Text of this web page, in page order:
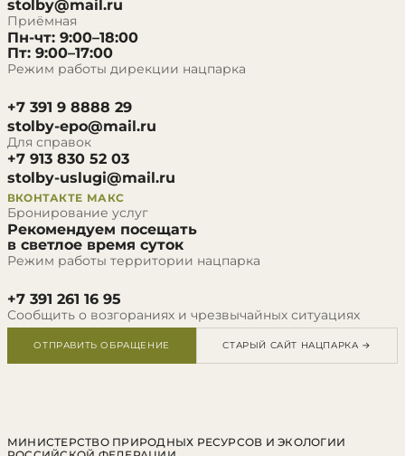
stolby@mail.ru
Приёмная
Пн-чт: 9:00–18:00
Пт: 9:00–17:00
Режим работы дирекции нацпарка
+7 391 9 8888 29
stolby-epo@mail.ru
Для справок
+7 913 830 52 03
stolby-uslugi@mail.ru
ВКОНТАКТЕ МАКС
Бронирование услуг
Рекомендуем посещать
в светлое время суток
Режим работы территории нацпарка
+7 391 261 16 95
Сообщить о возгораниях и чрезвычайных ситуациях
ОТПРАВИТЬ ОБРАЩЕНИЕ СТАРЫЙ САЙТ НАЦПАРКА →
МИНИСТЕРСТВО ПРИРОДНЫХ РЕСУРСОВ И ЭКОЛОГИИ